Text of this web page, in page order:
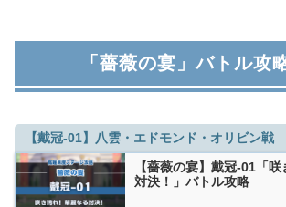
「薔薇の宴」バトル攻
【戴冠-01】八雲・エドモンド・オリビン戦
【薔薇の宴】戴冠-01「
対決！」バトル攻略